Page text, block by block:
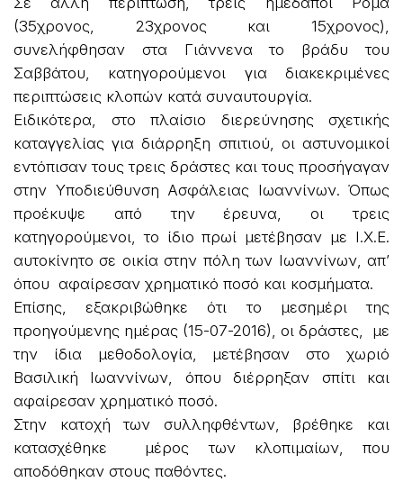
(35χρονος, 23χρονος και 15χρονος),
συνελήφθησαν στα Γιάννενα το βράδυ του
Σαββάτου, κατηγορούμενοι για διακεκριμένες
περιπτώσεις κλοπών κατά συναυτουργία.
Ειδικότερα, στο πλαίσιο διερεύνησης σχετικής
καταγγελίας για διάρρηξη σπιτιού, οι αστυνομικοί
εντόπισαν τους τρεις δράστες και τους προσήγαγαν
στην Υποδιεύθυνση Ασφάλειας Ιωαννίνων. Όπως
προέκυψε από την έρευνα, οι τρεις
κατηγορούμενοι, το ίδιο πρωί μετέβησαν με Ι.Χ.Ε.
αυτοκίνητο σε οικία στην πόλη των Ιωαννίνων, απ’
όπου αφαίρεσαν χρηματικό ποσό και κοσμήματα.
Επίσης, εξακριβώθηκε ότι το μεσημέρι της
προηγούμενης ημέρας (15-07-2016), οι δράστες, με
την ίδια μεθοδολογία, μετέβησαν στο χωριό
Βασιλική Ιωαννίνων, όπου διέρρηξαν σπίτι και
αφαίρεσαν χρηματικό ποσό.
Στην κατοχή των συλληφθέντων, βρέθηκε και
κατασχέθηκε μέρος των κλοπιμαίων, που
αποδόθηκαν στους παθόντες.